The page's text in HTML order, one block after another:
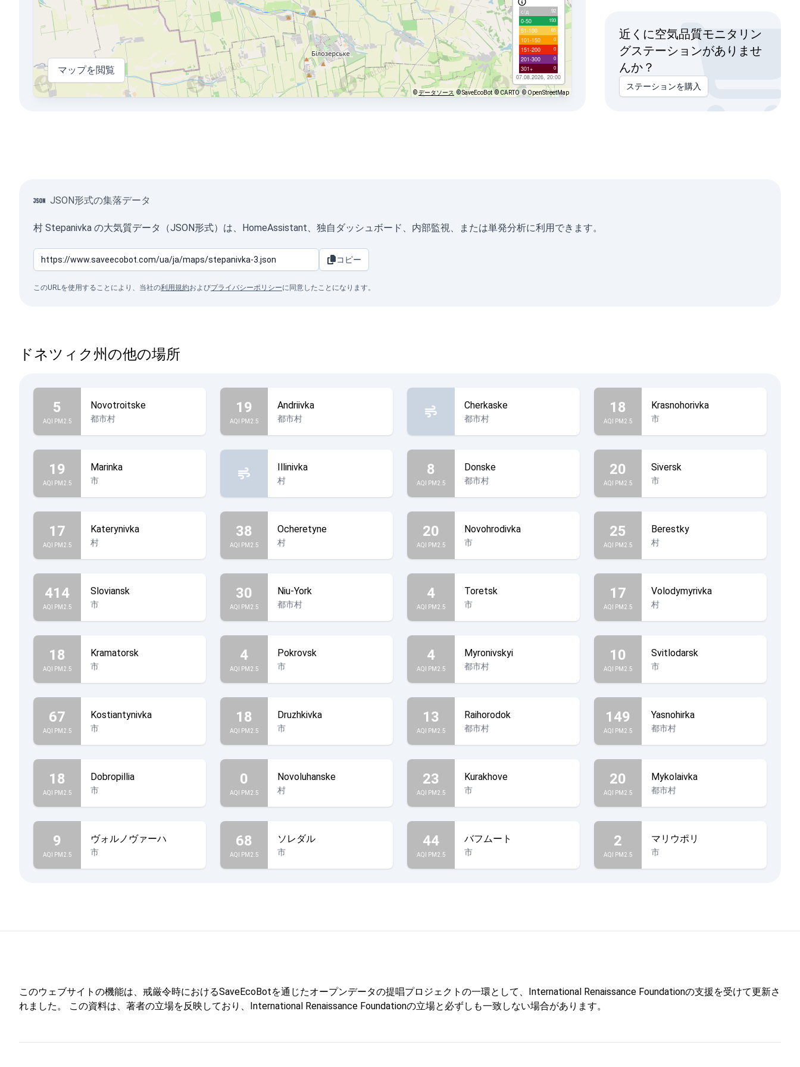
с/д 92
0-50 193
51-100 65
101-150 0
151-200 0
201-300 0
301+ 0
07.08.2026, 20:00
マップを閲覧
©データソース © SaveEcoBot © CARTO © OpenStreetMap
近くに空気品質モニタリン
グステーションがありませ
んか？
ステーションを購入
JSON形式の集落データ
村 Stepanivka の大気質データ（JSON形式）は、HomeAssistant、独自ダッシュボード、内部監視、または単発分析に利用できます。
コピー
このURLを使用することにより、当社の利用規約およびプライバシーポリシーに同意したことになります。
ドネツィク州の他の場所
5
AQI PM2.5
Novotroitske
都市村
19
AQI PM2.5
Andriivka
都市村
Cherkaske
都市村
18
AQI PM2.5
Krasnohorivka
市
19
AQI PM2.5
Marinka
市
Illinivka
村
8
AQI PM2.5
Donske
都市村
20
AQI PM2.5
Siversk
市
17
AQI PM2.5
Katerynivka
村
38
AQI PM2.5
Ocheretyne
村
20
AQI PM2.5
Novohrodivka
市
25
AQI PM2.5
Berestky
村
414
AQI PM2.5
Sloviansk
市
30
AQI PM2.5
Niu-York
都市村
4
AQI PM2.5
Toretsk
市
17
AQI PM2.5
Volodymyrivka
村
18
AQI PM2.5
Kramatorsk
市
4
AQI PM2.5
Pokrovsk
市
4
AQI PM2.5
Myronivskyi
都市村
10
AQI PM2.5
Svitlodarsk
市
67
AQI PM2.5
Kostiantynivka
市
18
AQI PM2.5
Druzhkivka
市
13
AQI PM2.5
Raihorodok
都市村
149
AQI PM2.5
Yasnohirka
都市村
18
AQI PM2.5
Dobropillia
市
0
AQI PM2.5
Novoluhanske
村
23
AQI PM2.5
Kurakhove
市
20
AQI PM2.5
Mykolaivka
都市村
9
AQI PM2.5
ヴォルノヴァーハ
市
68
AQI PM2.5
ソレダル
市
44
AQI PM2.5
バフムート
市
2
AQI PM2.5
マリウポリ
市
このウェブサイトの機能は、戒厳令時におけるSaveEcoBotを通じたオープンデータの提唱プロジェクトの一環として、International Renaissance Foundationの支援を受けて更新さ
れました。 この資料は、著者の立場を反映しており、International Renaissance Foundationの立場と必ずしも一致しない場合があります。